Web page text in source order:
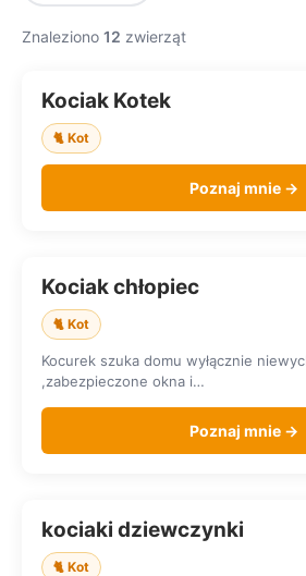
Znaleziono 12 zwierząt
SZUKA DOMU
Kociak Kotek
🐈 Kot
Poznaj mnie →
SZUKA DOMU
Kociak chłopiec
🐈 Kot
Kocurek szuka domu wyłącznie
,zabezpieczone okna i…
Poznaj mnie →
SZUKA DOMU
kociaki dziewczynki
🐈 Kot